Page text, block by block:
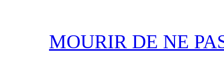
MOURIR DE NE